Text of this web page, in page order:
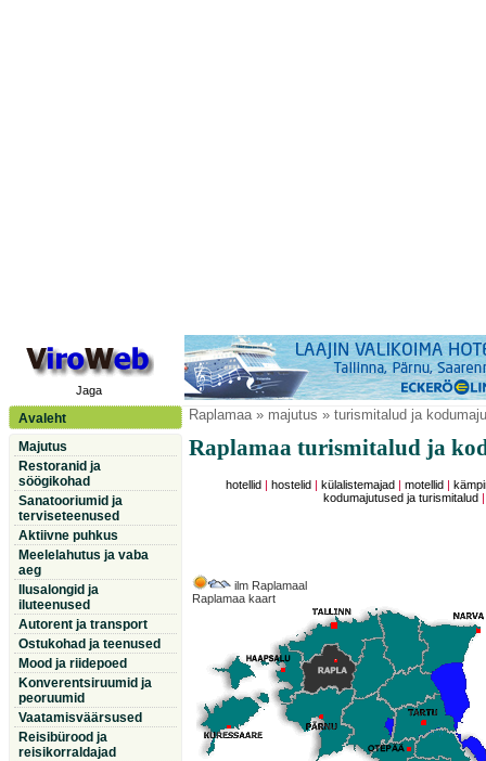
Jaga
Avaleht
Majutus
Restoranid ja
söögikohad
Sanatooriumid ja
terviseteenused
Aktiivne puhkus
Meelelahutus ja vaba
aeg
Ilusalongid ja
iluteenused
Autorent ja transport
Ostukohad ja teenused
Mood ja riidepoed
Konverentsiruumid ja
peoruumid
Vaatamisväärsused
Reisibürood ja
reisikorraldajad
Raplamaa» majutus » turismitalud ja
Raplamaa turismitalud ja
hotellid hostelid külalistemajad |motellid
kodumajutused ja turismitalud
ilm Raplamaal
Raplamaa kaart